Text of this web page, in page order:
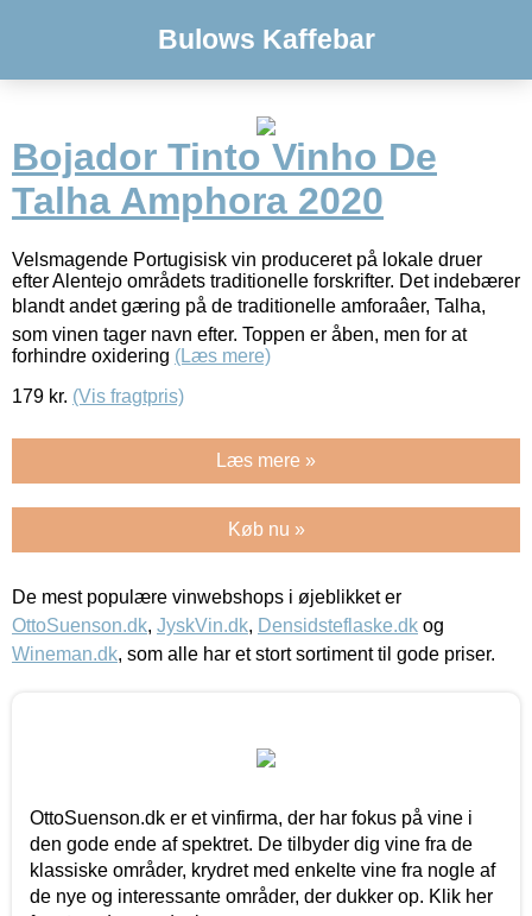
Bulows Kaffebar
Bojador Tinto Vinho De
Talha Amphora 2020
Velsmagende Portugisisk vin produceret på lokale druer
efter Alentejo områdets traditionelle forskrifter. Det indebærer
blandt andet gæring på de traditionelle amforaâer, Talha,
som vinen tager navn efter. Toppen er åben, men for at
forhindre oxidering (Læs mere)
179 kr. (Vis fragtpris)
Læs mere »
Køb nu »
De mest populære vinwebshops i øjeblikket er
OttoSuenson.dk, JyskVin.dk, Densidsteflaske.dk og
Wineman.dk, som alle har et stort sortiment til gode priser.
OttoSuenson.dk er et vinfirma, der har fokus på vine i
den gode ende af spektret. De tilbyder dig vine fra de
klassiske områder, krydret med enkelte vine fra nogle af
de nye og interessante områder, der dukker op. Klik her